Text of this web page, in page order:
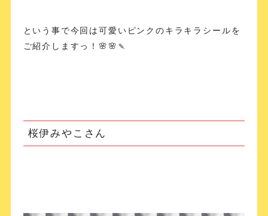
という事で今回は可愛いピンクのキラキラシールを
ご紹介しますっ！🌸🌸🍡
桜伊みやこさん